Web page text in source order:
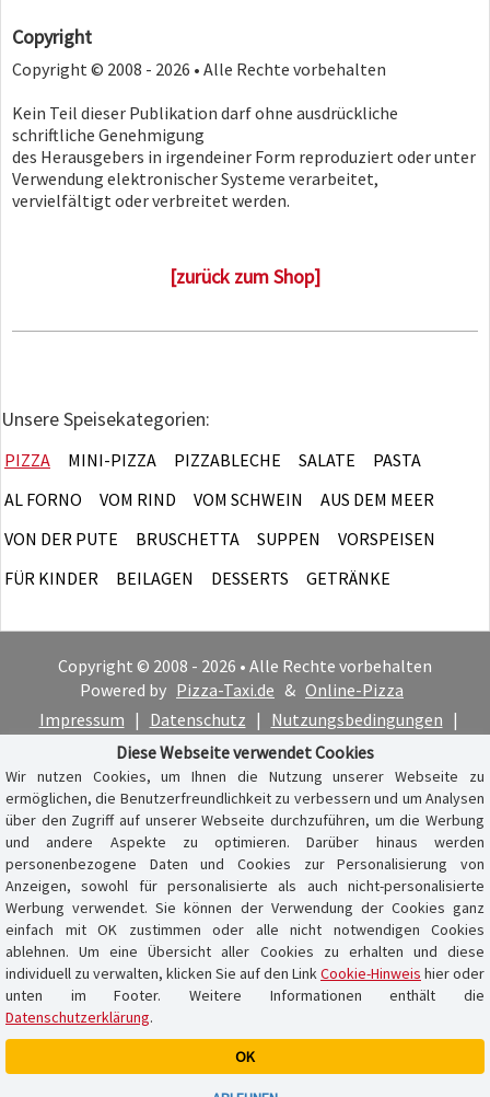
Copyright
Copyright © 2008 - 2026 • Alle Rechte vorbehalten
Kein Teil dieser Publikation darf ohne ausdrückliche
schriftliche Genehmigung
des Herausgebers in irgendeiner Form reproduziert oder unter
Verwendung elektronischer Systeme verarbeitet,
vervielfältigt oder verbreitet werden.
[zurück zum Shop]
Unsere Speisekategorien:
PIZZA MINI-PIZZA PIZZABLECHE SALATE
PASTA
AL FORNO
VOM RIND VOM SCHWEIN
AUS DEM MEER
VON DER PUTE
BRUSCHETTA SUPPEN
VORSPEISEN
FÜR KINDER
BEILAGEN DESSERTS GETRÄNKE
Copyright © 2008 - 2026 • Alle Rechte vorbehalten
Powered by Pizza-Taxi.de & Online-Pizza
Impressum | Datenschutz | Nutzungsbedingungen |
Cookie-Hinweis
Diese Webseite verwendet Cookies
Wir nutzen Cookies, um Ihnen die Nutzung unserer Webseite zu
ermöglichen, die Benutzerfreundlichkeit zu verbessern und um Analysen
über den Zugriff auf unserer Webseite durchzuführen, um die Werbung
und andere Aspekte zu optimieren. Darüber hinaus werden
personenbezogene Daten und Cookies zur Personalisierung von
Anzeigen, sowohl für personalisierte als auch nicht-personalisierte
Werbung verwendet. Sie können der Verwendung der Cookies ganz
einfach mit OK zustimmen oder alle nicht notwendigen Cookies
ablehnen. Um eine Übersicht aller Cookies zu erhalten und diese
individuell zu verwalten, klicken Sie auf den LinkCookie-Hinweis hier oder
unten im Footer. Weitere Informationen enthält die
Datenschutzerklärung.
OK